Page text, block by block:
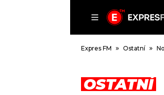
DOMŮ
Expres FM Ostatní
OSTATNÍ